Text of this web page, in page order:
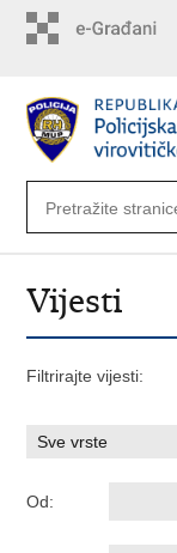
Vijesti
Filtrirajte vijesti:
Od: